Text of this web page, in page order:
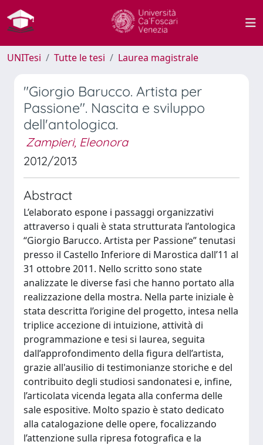
UNITesi Tutte le tesi Laurea magistrale
"Giorgio Barucco. Artista per
Passione". Nascita e sviluppo
dell'antologica.
Zampieri, Eleonora
2012/2013
Abstract
L’elaborato espone i passaggi organizzativi
attraverso i quali è stata strutturata l’antologica
“Giorgio Barucco. Artista per Passione” tenutasi
presso il Castello Inferiore di Marostica dall’11 al
31 ottobre 2011. Nello scritto sono state
analizzate le diverse fasi che hanno portato alla
realizzazione della mostra. Nella parte iniziale è
stata descritta l’origine del progetto, intesa nella
triplice accezione di intuizione, attività di
programmazione e tesi si laurea, seguita
dall’approfondimento della figura dell’artista,
grazie all'ausilio di testimonianze storiche e del
contribuito degli studiosi sandonatesi e, infine,
l’articolata vicenda legata alla conferma delle
sale espositive. Molto spazio è stato dedicato
alla catalogazione delle opere, focalizzando
l’attenzione sulla ripresa fotografica e la